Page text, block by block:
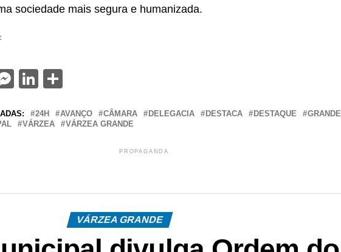
sociedade mais segura e humanizada.
Messenger
LinkedIn
24H AVANÇO CÂMARA DELEGACIA DESTACA DESTAQUE
GRANDE
VÁRZEA VÁRZEA GRANDE
PROPAGANDA
VÁRZEA GRANDE